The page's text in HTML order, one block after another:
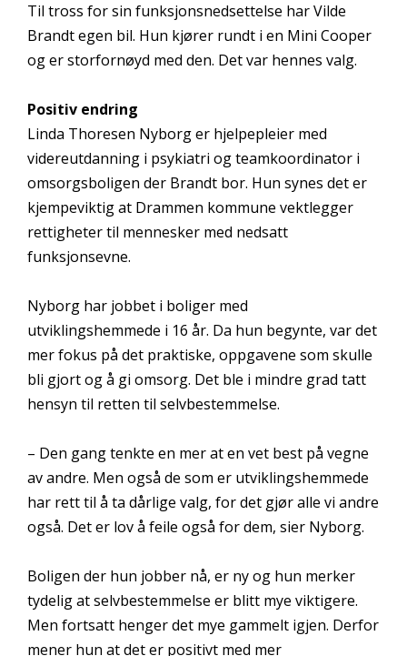
Til tross for sin funksjonsnedsettelse har Vilde
Brandt egen bil. Hun kjører rundt i en Mini Cooper
og er storfornøyd med den. Det var hennes valg.
Positiv endring
Linda Thoresen Nyborg er hjelpepleier med
videreutdanning i psykiatri og teamkoordinator i
omsorgsboligen der Brandt bor. Hun synes det er
kjempeviktig at Drammen kommune vektlegger
rettigheter til mennesker med nedsatt
funksjonsevne.
Nyborg har jobbet i boliger med
utviklingshemmede i 16 år. Da hun begynte, var det
mer fokus på det praktiske, oppgavene som skulle
bli gjort og å gi omsorg. Det ble i mindre grad tatt
hensyn til retten til selvbestemmelse.
– Den gang tenkte en mer at en vet best på vegne
av andre. Men også de som er utviklingshemmede
har rett til å ta dårlige valg, for det gjør alle vi andre
også. Det er lov å feile også for dem, sier Nyborg.
Boligen der hun jobber nå, er ny og hun merker
tydelig at selvbestemmelse er blitt mye viktigere.
Men fortsatt henger det mye gammelt igjen. Derfor
mener hun at det er positivt med mer